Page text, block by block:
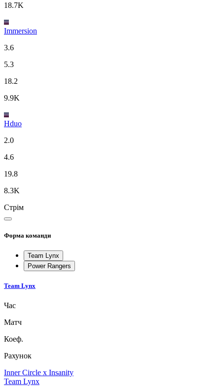
18.7K
Immersion
3.6
5.3
18.2
9.9K
Hduo
2.0
4.6
19.8
8.3K
Стрім
Форма команди
Team Lynx
Power Rangers
Team Lynx
Час
Матч
Коеф.
Рахунок
Inner Circle x Insanity
Team Lynx